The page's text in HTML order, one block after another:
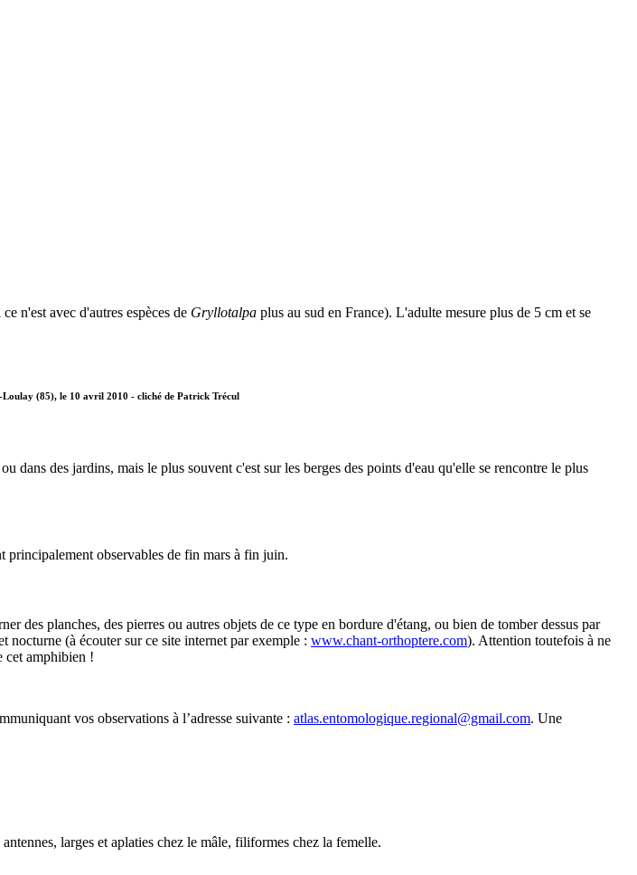
n'est avec d'autres espèces de Gryllotalpa plus au sud en France). L'adulte mesure plus de 5 cm et se
(85), le 10 avril 2010 - cliché de Patrick Trécul
dans des jardins, mais le plus souvent c'est sur les berges des points d'eau qu'elle se rencontre le plus
principalement observables de fin mars à fin juin.
des planches, des pierres ou autres objets de ce type en bordure d'étang, ou bien de tomber dessus par
nocturne (à écouter sur ce site internet par exemple : www.chant-orthoptere.com). Attention toutefois à ne
cet amphibien !
vos observations à l’adresse suivante : atlas.entomologique.regional@gmail.com. Une
larges et aplaties chez le mâle, filiformes chez la femelle.